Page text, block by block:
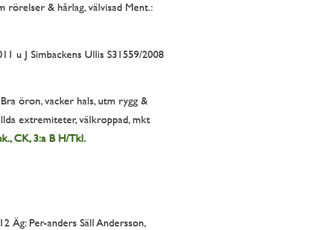
rörelser & hårlag, välvisad Ment.:
u J Simbackens Ullis S31559/2008
öron, vacker hals, utm rygg &
extremiteter, välkroppad, mkt
CK, 3:a B H/Tkl.
Äg: Per-anders Säll Andersson,